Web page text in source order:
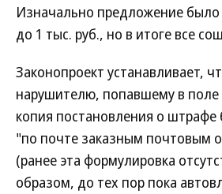
Изначально предложение
до 1 тыс. руб., но в итоге все
Законопроект устанавливает,
нарушителю, попавшему в поле
копия постановления о штрафе
"по почте заказным почтовым
(ранее эта формулировка
образом, до тех пор пока